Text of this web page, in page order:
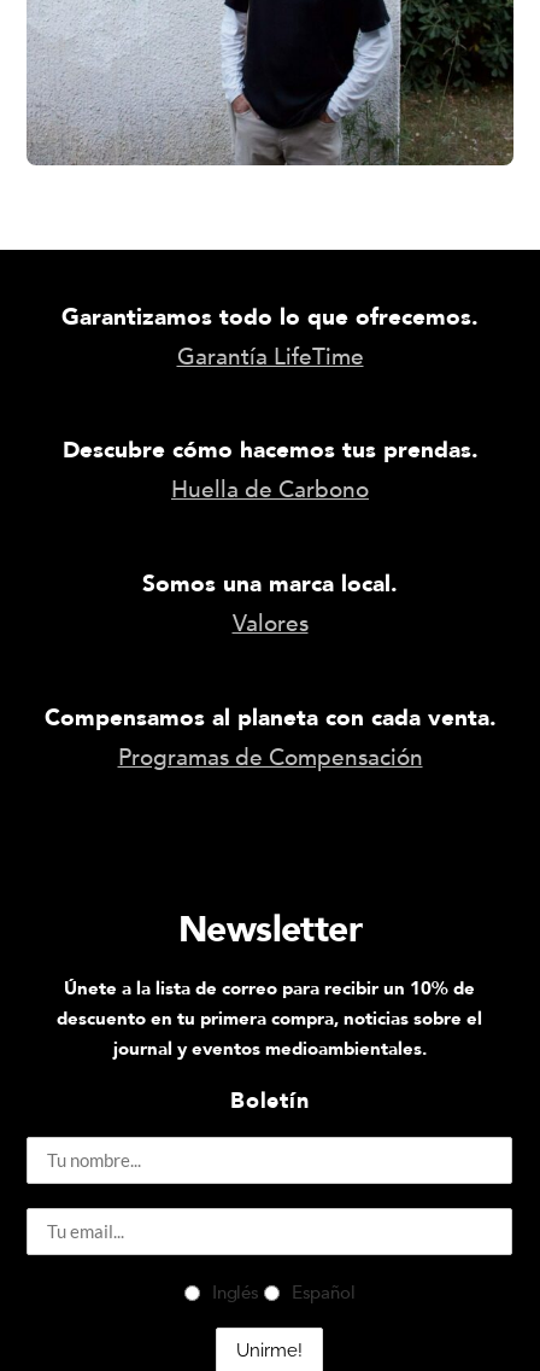
Garantizamos todo lo que ofrecemos.
Garantía LifeTime
Descubre cómo hacemos tus prendas.
Huella de Carbono
Somos una marca local.
Valores
Compensamos al planeta con cada venta.
Programas de Compensación
Newsletter
Únete a la lista de correo para recibir un 10% de
descuento en tu primera compra, noticias sobre el
journal y eventos medioambientales.
Boletín
Inglés Español